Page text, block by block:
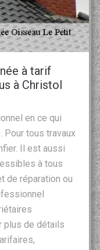
à tarif
à Christol
en ce qui
Pour tous travaux
Il est aussi
à tous
de réparation ou
plus de détails